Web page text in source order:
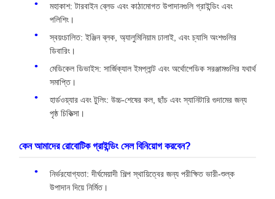
মহাকাশ: টারবাইন ব্লেড এবং কাঠামোগত উপাদানগুলি গ্রাইন্ডিং এবং
পলিশিং।
স্বয়ংচালিত: ইঞ্জিন ব্লক, অ্যালুমিনিয়াম ঢালাই, এবং চ্যাসি অংশগুলির
ডিবারিং।
মেডিকেল ডিভাইস: সার্জিক্যাল ইমপ্লান্ট এবং অর্থোপেডিক সরঞ্জামগুলির যথার্থ
সমাপ্তি।
হার্ডওয়্যার এবং টুলিং: উচ্চ-শেষের কল, ছাঁচ এবং স্যানিটারি গুদামের জন্য
পৃষ্ঠ চিকিত্সা।
কেন আমাদের রোবোটিক গ্রাইন্ডিং সেল বিনিয়োগ করবেন?
নির্ভরযোগ্যতা: দীর্ঘমেয়াদী শিল্প স্থায়িত্বের জন্য পরীক্ষিত ভারী-শুল্ক
উপাদান দিয়ে নির্মিত।